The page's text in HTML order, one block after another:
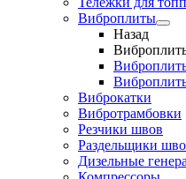
Виброплиты
Назад
Виброкатки
Вибротрамбовки
Резчики швов
Раздельщики
Дизельные